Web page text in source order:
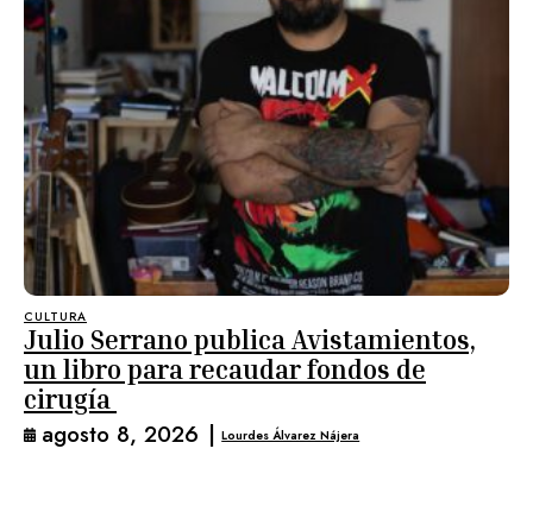
CULTURA
Julio Serrano publica Avistamientos,
un libro para recaudar fondos de
cirugía
agosto 8, 2026 | Lourdes Álvarez Nájera